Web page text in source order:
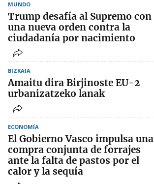
MUNDO
Trump desafía al Supremo con
una nueva orden contra la
ciudadanía por nacimiento
BIZKAIA
Amaitu dira Birjinoste EU-2
urbanizatzeko lanak
ECONOMÍA
El Gobierno Vasco impulsa una
compra conjunta de forrajes
ante la falta de pastos por el
calor y la sequía